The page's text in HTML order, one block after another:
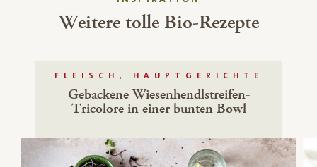
Weitere tolle Bio-Rezepte
FLEISCH, HAUPTGERICHTE
Gebackene Wiesenhendlstreifen-
Tricolore in einer bunten Bowl